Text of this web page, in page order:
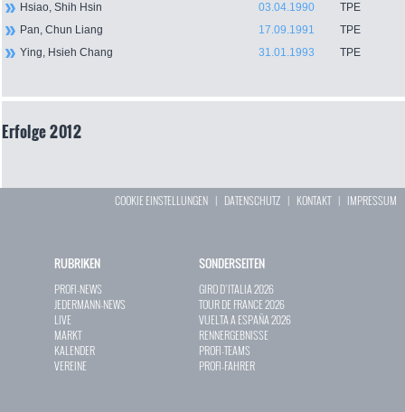
Hsiao, Shih Hsin
03.04.1990
TPE
Pan, Chun Liang
17.09.1991
TPE
Ying, Hsieh Chang
31.01.1993 TPE
Erfolge 2012
COOKIE EINSTELLUNGEN | DATENSCHUTZ | KONTAKT| IMPRESSUM
RUBRIKEN
PROFI-NEWS
JEDERMANN-NEWS
LIVE
MARKT
KALENDER
VEREINE
SONDERSEITEN
GIRO D`ITALIA 2026
TOUR DE FRANCE 2026
VUELTA A ESPAÑA 2026
RENNERGEBNISSE
PROFI-TEAMS
PROFI-FAHRER